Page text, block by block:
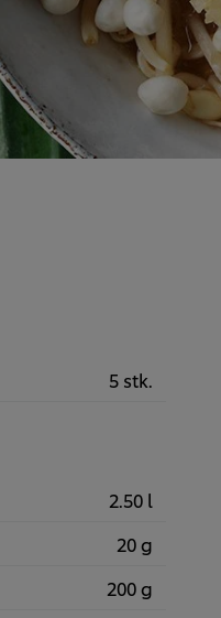
5 stk.
2.50 l
20 g
200 g